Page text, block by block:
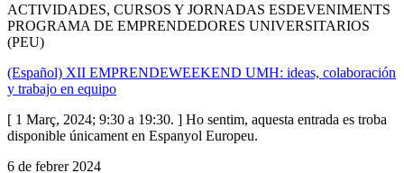
ACTIVIDADES, CURSOS Y JORNADAS ESDEVENIMENTS
PROGRAMA DE EMPRENDEDORES UNIVERSITARIOS
(PEU)
(Español) XII EMPRENDEWEEKEND UMH: ideas, colaboración
y trabajo en equipo
[ 1 Març, 2024; 9:30 a 19:30. ] Ho sentim, aquesta entrada es troba
disponible únicament en Espanyol Europeu.
6 de febrer 2024